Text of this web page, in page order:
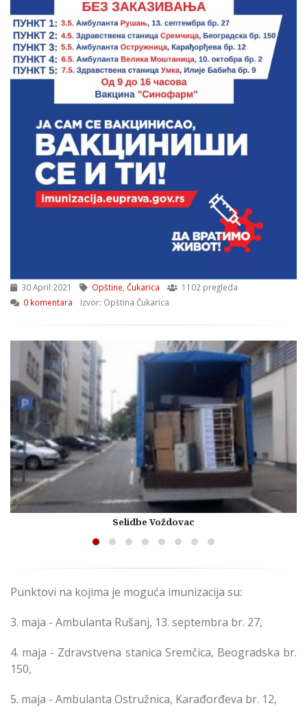
30 April 2021 Opštine, Čukarica
1102 pregleda
0 komentara
Izvor: Opština Čukarica
Selidbe Voždovac
Punktovi na kojima je moguća imunizacija su:
3. maja - Ambulanta Rušanj, 13. septembra br. 27,
4. maja - Zdravstvena stanica Sremčica, Beogradska br.
150,
5. maja - Ambulanta Ostružnica, Karađorđeva br. 12,